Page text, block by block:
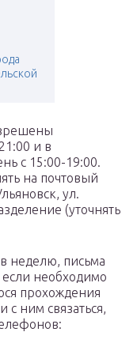
и в
с 15:00-19:00.
на почтовый
ул.
(уточнять
неделю, письма
если необходимо
прохождения
с ним связаться,